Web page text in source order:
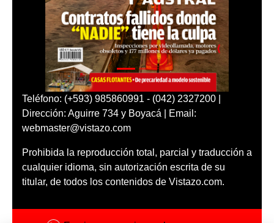
Teléfono: (+593) 985860991 - (042) 2327200 |
Dirección: Aguirre 734 y Boyacá | Email:
webmaster@vistazo.com
Prohibida la reproducción total, parcial y traducción a
cualquier idioma, sin autorización escrita de su
titular, de todos los contenidos de Vistazo.com.